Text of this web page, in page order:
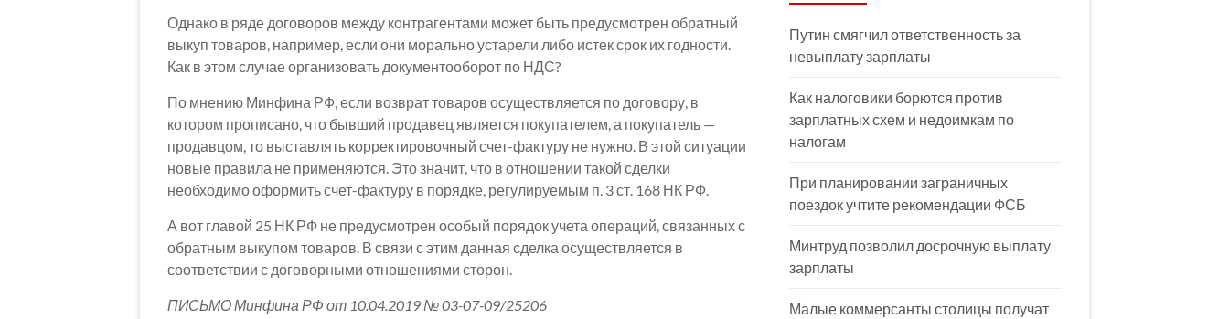
Однако в ряде договоров между контрагентами может быть предусмотрен обратный
выкуп товаров, например, если они морально устарели либо истек срок их годности.
Как в этом случае организовать документооборот по НДС?
По мнению Минфина РФ, если возврат товаров осуществляется по договору, в
котором прописано, что бывший продавец является покупателем, а покупатель —
продавцом, то выставлять корректировочный счет-фактуру не нужно. В этой ситуации
новые правила не применяются. Это значит, что в отношении такой сделки
необходимо оформить счет-фактуру в порядке, регулируемым п. 3 ст. 168 НК РФ.
А вот главой 25 НК РФ не предусмотрен особый порядок учета операций, связанных с
обратным выкупом товаров. В связи с этим данная сделка осуществляется в
соответствии с договорными отношениями сторон.
ПИСЬМО Минфина РФ от 10.04.2019 № 03-07-09/25206
Путин смягчил ответственность за
невыплату зарплаты
Как налоговики борются против
зарплатных схем и недоимкам по
налогам
При планировании заграничных
поездок учтите рекомендации ФСБ
Минтруд позволил досрочную выплату
зарплаты
Малые коммерсанты столицы получат